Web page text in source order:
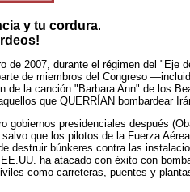
y tu cordura.
de 2007, durante el régimen del "Eje
de miembros del Congreso
de la canción "Barbara Ann" de los
que QUERRÍAN bombardear
gobiernos presidenciales después
que los pilotos de la Fuerza
destruir búnkeres contra las
ha atacado con éxito con
como carreteras, puentes y